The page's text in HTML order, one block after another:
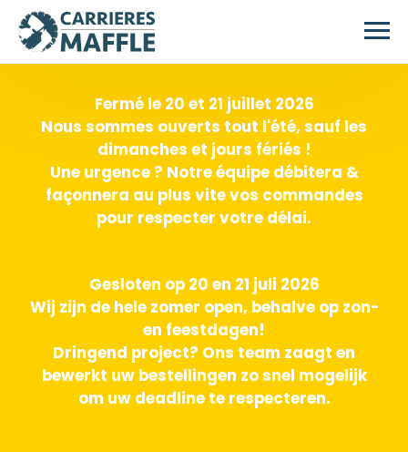
Passer au contenu principal
Fermé le 20 et 21 juillet 2026
Nous sommes ouverts tout l'été, sauf les
dimanches et jours fériés !
Une urgence ? Notre équipe débitera &
façonnera au plus vite vos commandes
pour respecter votre délai.
Gesloten op 20 en 21 juli 2026
Wij zijn de hele zomer open, behalve op zon-
en feestdagen!
Dringend project? Ons team zaagt en
bewerkt uw bestellingen zo snel mogelijk
om uw deadline te respecteren.